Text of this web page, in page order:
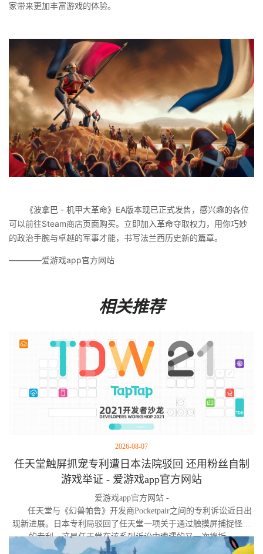
家带来更加丰富游戏的体验。
《波拿巴 - 机甲大革命》EA版本现已正式发售，感兴趣的各位
可以前往Steam商店页面购买。立即加入革命夺取权力，用你巧妙
的政治手腕与卓越的军事才能，书写法兰西历史新的篇章。
————爱游戏app官方网站
相关推荐
2026-08-07
任天堂触屏抓宠专利遭日本法院驳回 还用粉丝自制
游戏举证 - 爱游戏app官方网站
爱游戏app官方网站 -
任天堂与《幻兽帕鲁》开发商Pocketpair之间的专利诉讼近日出
现新进展。日本专利局驳回了任天堂一项关于通过触摸屏捕捉怪物
的专利，这是任天堂在该系列诉讼中遭遇的又一次挫折。